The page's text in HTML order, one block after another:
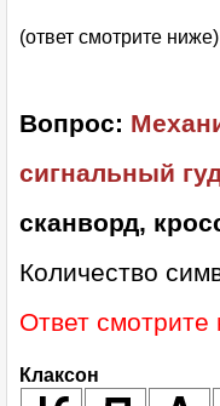
(ответ смотрите ниже)
Вопрос:
сигнальный
сканворд,
Количество
Ответ смотрите
Клаксон